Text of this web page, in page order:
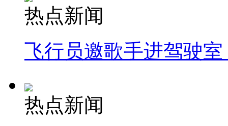
热点新闻
飞行员邀歌手进驾驶
热点新闻